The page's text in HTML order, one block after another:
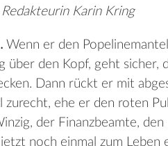
Karin Kring
Wenn er den
über den Kopf, geht sicher,
Dann rückt er mit
zurecht, ehe er den roten
der Finanzbeamte,
noch einmal zum